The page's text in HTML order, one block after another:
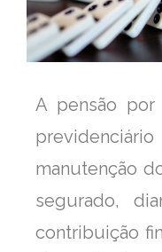
A pensão
manutenção
segurado,
contribuição